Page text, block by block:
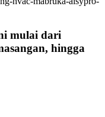
mulai dari
hingga